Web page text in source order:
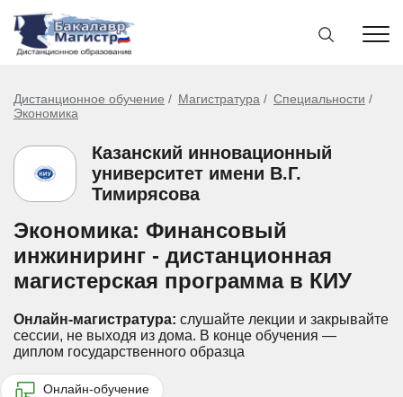
Дистанционное обучение Магистратура
Специальности
Экономика
Казанский инновационный
университет имени В.Г.
Тимирясова
Экономика: Финансовый
инжиниринг - дистанционная
магистерская программа в КИУ
Онлайн-магистратура: слушайте лекции и закрывайте
сессии, не выходя из дома. В конце обучения —
диплом государственного образца
Онлайн-обучение